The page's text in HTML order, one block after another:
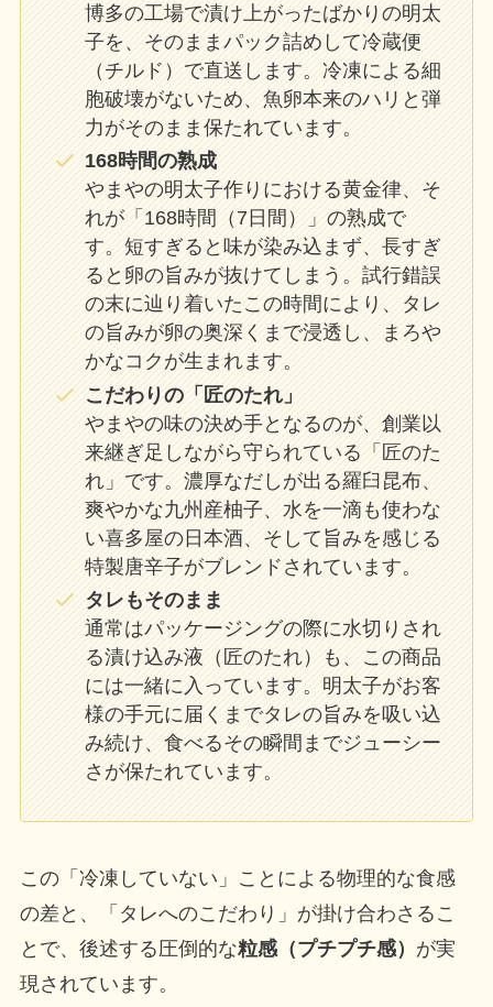
博多の工場で漬け上がったばかりの明太
子を、そのままパック詰めして冷蔵便
（チルド）で直送します。冷凍による細
胞破壊がないため、魚卵本来のハリと弾
力がそのまま保たれています。
168時間の熟成
やまやの明太子作りにおける黄金律、そ
れが「168時間（7日間）」の熟成で
す。短すぎると味が染み込まず、長すぎ
ると卵の旨みが抜けてしまう。試行錯誤
の末に辿り着いたこの時間により、タレ
の旨みが卵の奥深くまで浸透し、まろや
かなコクが生まれます。
こだわりの「匠のたれ」
やまやの味の決め手となるのが、創業以
来継ぎ足しながら守られている「匠のた
れ」です。濃厚なだしが出る羅臼昆布、
爽やかな九州産柚子、水を一滴も使わな
い喜多屋の日本酒、そして旨みを感じる
特製唐辛子がブレンドされています。
タレもそのまま
通常はパッケージングの際に水切りされ
る漬け込み液（匠のたれ）も、この商品
には一緒に入っています。明太子がお客
様の手元に届くまでタレの旨みを吸い込
み続け、食べるその瞬間までジューシー
さが保たれています。
この「冷凍していない」ことによる物理的な食感
の差と、「タレへのこだわり」が掛け合わさるこ
とで、後述する圧倒的な粒感（プチプチ感） が実
現されています。